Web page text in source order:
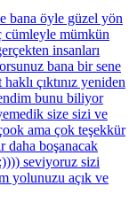
bana öyle güzel yön
cümleyle mümkün
insanları
bana bir sene
çıktınız yeniden
bunu biliyor
size sizi ve
ama çok teşekkür
daha boşanacak
seviyoruz sizi
yolunuzu açık ve